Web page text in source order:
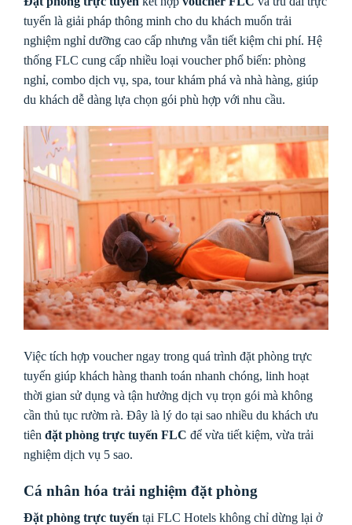
tuyến là giải pháp thông minh cho du khách muốn trải
nghiệm nghỉ dưỡng cao cấp nhưng vẫn tiết kiệm chi phí. Hệ
thống FLC cung cấp nhiều loại voucher phổ biến: phòng
nghỉ, combo dịch vụ, spa, tour khám phá và nhà hàng, giúp
du khách dễ dàng lựa chọn gói phù hợp với nhu cầu.
Việc tích hợp voucher ngay trong quá trình đặt phòng trực
tuyến giúp khách hàng thanh toán nhanh chóng, linh hoạt
thời gian sử dụng và tận hưởng dịch vụ trọn gói mà không
cần thủ tục rườm rà. Đây là lý do tại sao nhiều du khách ưu
tiên đặt phòng trực tuyến FLC để vừa tiết kiệm, vừa trải
nghiệm dịch vụ 5 sao.
Cá nhân hóa trải nghiệm đặt phòng
Đặt phòng trực tuyến tại FLC Hotels không chỉ dừng lại ở